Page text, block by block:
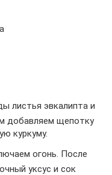
листья эвкалипта и
добавляем щепотку
куркуму.
огонь. После
уксус и сок